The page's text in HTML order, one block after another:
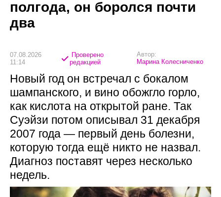
полгода, он боролся почти
два
07.08.2026
11:14
Проверено
редакцией
Автор:
Марина Колесниченко
Новый год он встречал с бокалом
шампанского, и вино обожгло горло,
как кислота на открытой ране. Так
Суэйзи потом описывал 31 декабря
2007 года — первый день болезни,
которую тогда ещё никто не назвал.
Диагноз поставят через несколько
недель.